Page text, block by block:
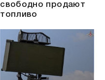
свободно продают
топливо